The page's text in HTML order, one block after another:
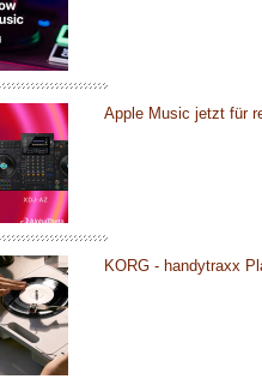
Apple Music jetzt für
KORG - handytraxx